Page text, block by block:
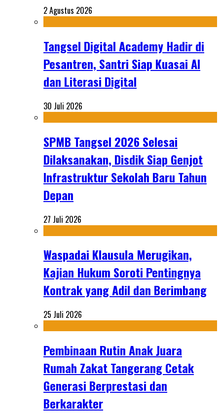
2 Agustus 2026
Tangsel Digital Academy Hadir di
Pesantren, Santri Siap Kuasai AI
dan Literasi Digital
30 Juli 2026
SPMB Tangsel 2026 Selesai
Dilaksanakan, Disdik Siap Genjot
Infrastruktur Sekolah Baru Tahun
Depan
27 Juli 2026
Waspadai Klausula Merugikan,
Kajian Hukum Soroti Pentingnya
Kontrak yang Adil dan Berimbang
25 Juli 2026
Pembinaan Rutin Anak Juara
Rumah Zakat Tangerang Cetak
Generasi Berprestasi dan
Berkarakter